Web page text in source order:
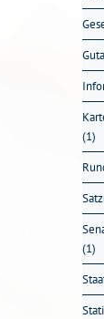
(1)
(1)